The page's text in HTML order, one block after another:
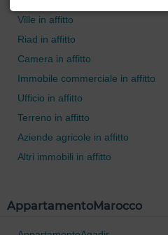
Ville in affitto
Riad in affitto
Camera in affitto
Immobile commerciale in affitto
Ufficio in affitto
Terreno in affitto
Aziende agricole in affitto
Altri immobili in affitto
AppartamentoMarocco